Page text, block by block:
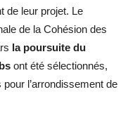
de leur projet. Le
de la Cohésion des
la poursuite du
ont été sélectionnés,
l’arrondissement de